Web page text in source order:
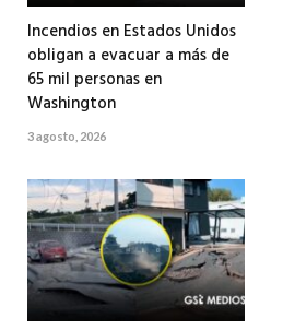
Incendios en Estados Unidos
obligan a evacuar a más de
65 mil personas en
Washington
3 agosto, 2026